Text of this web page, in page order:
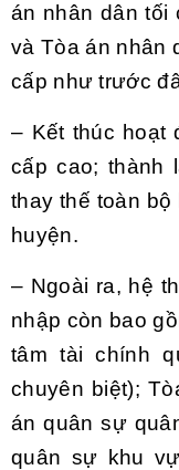
án nhân dân tối
và Tòa án nhân
cấp như trước
– Kết thúc hoạt
cấp cao; thành
thay thế toàn
huyện.
– Ngoài ra, hệ
nhập còn bao
tâm tài chính
chuyên biệt);
án quân sự
quân sự khu